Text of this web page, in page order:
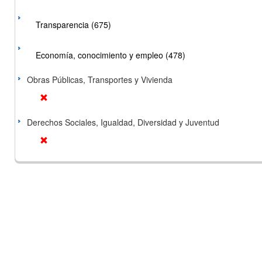
Transparencia (675)
Economía, conocimiento y empleo (478)
Obras Públicas, Transportes y Vivienda
Derechos Sociales, Igualdad, Diversidad y Juventud